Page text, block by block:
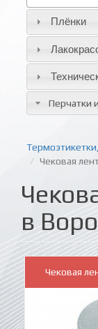
Плёнки
Перчатки
Чековая
в
Чековая